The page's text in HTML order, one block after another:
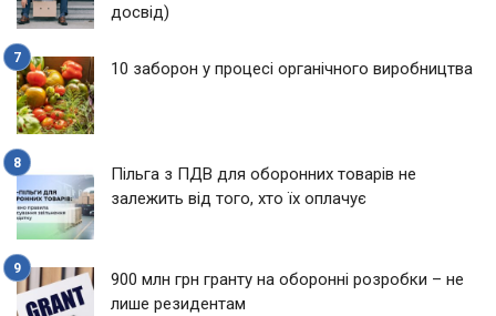
досвід)
10 заборон у процесі органічного виробництва
Пільга з ПДВ для оборонних товарів не
залежить від того, хто їх оплачує
900 млн грн гранту на оборонні розробки – не
лише резидентам